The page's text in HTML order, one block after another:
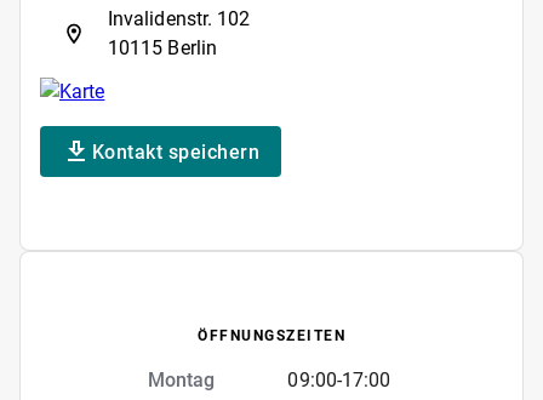
Invalidenstr. 102
10115 Berlin
Kontakt speichern
ÖFFNUNGSZEITEN
Montag 09:00-17:00